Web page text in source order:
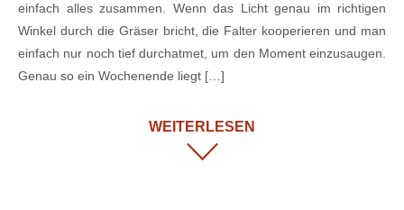
einfach alles zusammen. Wenn das Licht genau im richtigen
Winkel durch die Gräser bricht, die Falter kooperieren und man
einfach nur noch tief durchatmet, um den Moment einzusaugen.
Genau so ein Wochenende liegt […]
WEITERLESEN